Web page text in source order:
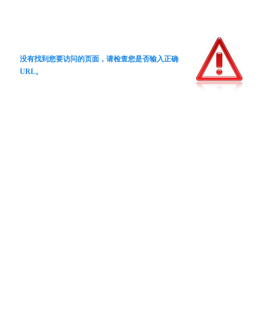
没有找到您要访问的页面，请检查您是否输入正确
URL。